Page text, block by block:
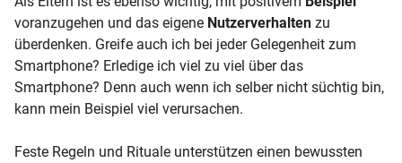
voranzugehen und das eigene Nutzerverhalten zu
überdenken. Greife auch ich bei jeder Gelegenheit zum
Smartphone? Erledige ich viel zu viel über das
Smartphone? Denn auch wenn ich selber nicht süchtig bin,
kann mein Beispiel viel verursachen.
Feste Regeln und Rituale unterstützen einen bewussten